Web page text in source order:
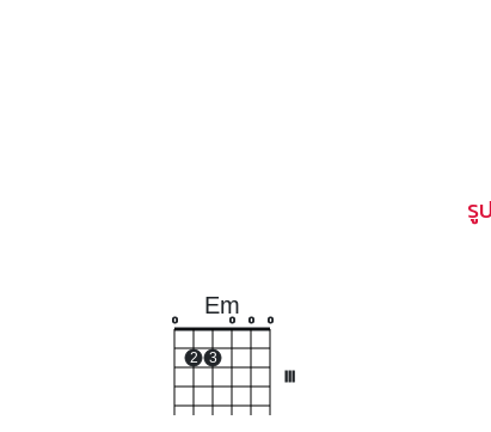
รู
Em
o
2 3
o o o